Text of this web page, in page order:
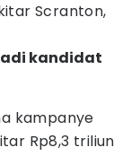
Scranton,
jadi kandidat
kampanye
Rp8,3 triliun